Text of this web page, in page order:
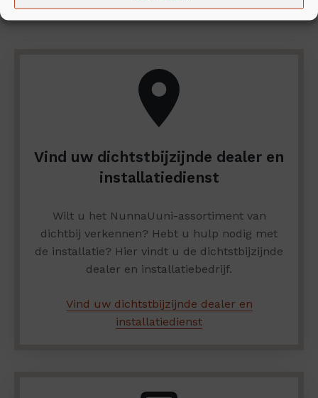
Vind uw dichtstbijzijnde dealer en
installatiedienst
Wilt u het NunnaUuni-assortiment van
dichtbij verkennen? Hebt u hulp nodig met
de installatie? Hier vindt u de dichtstbijzijnde
dealer en installatiebedrijf.
Vind uw dichtstbijzijnde dealer en
installatiedienst